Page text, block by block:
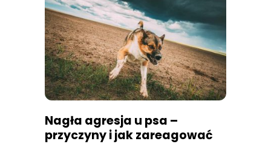
Nagła agresja u psa –
przyczyny i jak zareagować